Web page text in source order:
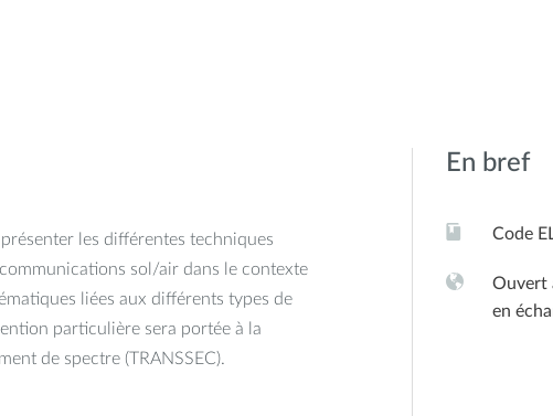
les différentes techniques
sol/air dans le contexte
liées aux différents types de
particulière sera portée à la
de spectre (TRANSSEC).
En bref
Code
Ouvert
en